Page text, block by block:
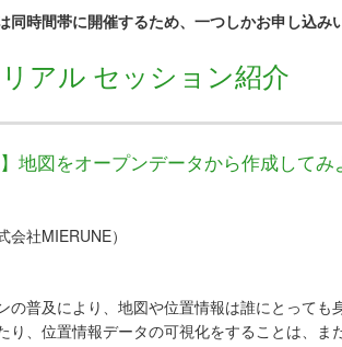
同時間帯に開催するため、一つしかお申し込み
アル セッション紹介
】地図をオープンデータから作成してみ
会社MIERUNE）
の普及により、地図や位置情報は誰にとっても
り、位置情報データの可視化をすることは、ま